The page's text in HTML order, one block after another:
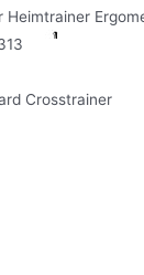
Crosstrainer